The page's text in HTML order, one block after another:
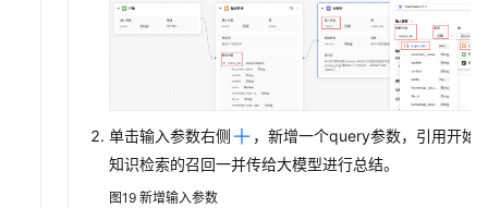
单击输入参数右侧
，新增一个query参数，引用开始
知识检索的召回一并传给大模型进行总结。
图19 新增输入参数